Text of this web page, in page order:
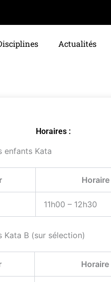
Actualités
Horaires :
enfants Kata
Horaire
11h00 – 12h30
Kata B (sur sélection)
Horaire